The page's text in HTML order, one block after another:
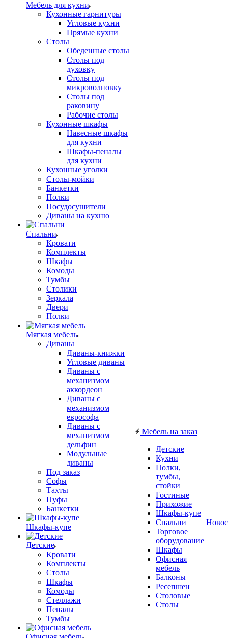
Мебель для кухни
Кухонные гарнитуры
Угловые кухни
Прямые кухни
Столы
Обеденные столы
Столы под
духовку
Столы под
микроволновку
Столы под
раковину
Рабочие столы
Кухонные шкафы
Навесные шкафы
для кухни
Шкафы-пеналы
для кухни
Кухонные уголки
Столы-мойки
Банкетки
Полки
Посудосушители
Диваны на кухню
Спальни
Кровати
Комплекты
Шкафы
Комоды
Тумбы
Столики
Зеркала
Двери
Полки
Мягкая мебель
Диваны
Диваны-книжки
Угловые диваны
Диваны с
механизмом
аккордеон
Диваны с
механизмом
еврософа
Диваны с
механизмом
дельфин
Модульные
диваны
Под заказ
Софы
Тахты
Пуфы
Банкетки
Шкафы-купе
Детские
Кровати
Комплекты
Столы
Шкафы
Комоды
Стеллажи
Пеналы
Тумбы
Мебель на заказ
Детские
Кухни
Полки,
тумбы,
стойки
Гостиные
Прихожие
Шкафы-купе
Спальни
Торговое
оборудование
Шкафы
Офисная
мебель
Балконы
Ресепшен
Столовые
Столы